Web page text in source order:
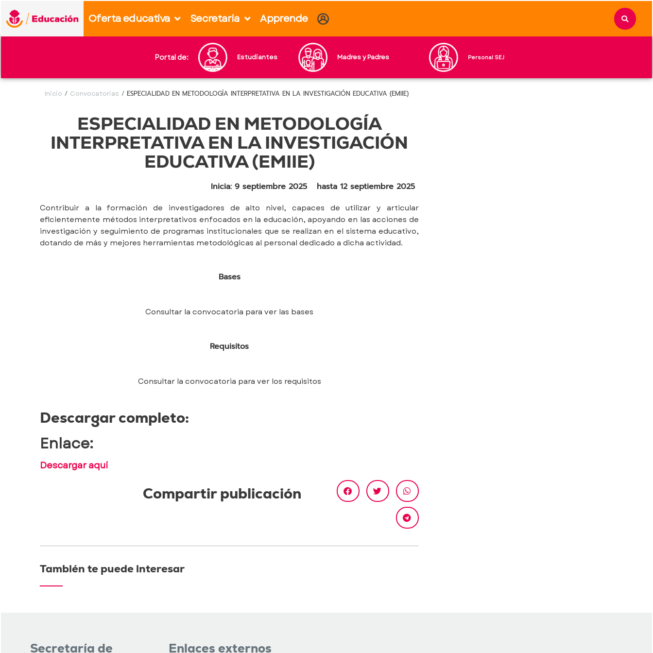
Oferta educativa Secretaría Apprende
Portal de: Estudiantes Madres y Padres Personal SEJ
Inicio / Convocatorias / ESPECIALIDAD EN METODOLOGÍA INTERPRETATIVA EN LA INVESTIGACIÓN EDUCATIVA (EMIIE)
ESPECIALIDAD EN METODOLOGÍA
INTERPRETATIVA EN LA INVESTIGACIÓN
EDUCATIVA (EMIIE)
Inicia: 9 septiembre 2025 hasta 12 septiembre 2025
Contribuir a la formación de investigadores de alto nivel, capaces de utilizar y articular
eficientemente métodos interpretativos enfocados en la educación, apoyando en las acciones de
investigación y seguimiento de programas institucionales que se realizan en el sistema educativo,
dotando de más y mejores herramientas metodológicas al personal dedicado a dicha actividad.
Bases
Consultar la convocatoria para ver las bases
Requisitos
Consultar la convocatoria para ver los requisitos
Descargar completo:
Enlace:
Descargar aquí
Compartir publicación
También te puede interesar
Secretaría de Enlaces externos